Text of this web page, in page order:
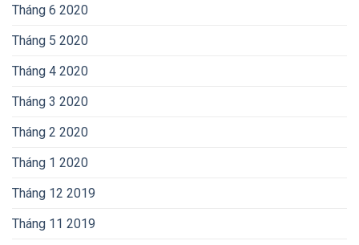
Tháng 6 2020
Tháng 5 2020
Tháng 4 2020
Tháng 3 2020
Tháng 2 2020
Tháng 1 2020
Tháng 12 2019
Tháng 11 2019